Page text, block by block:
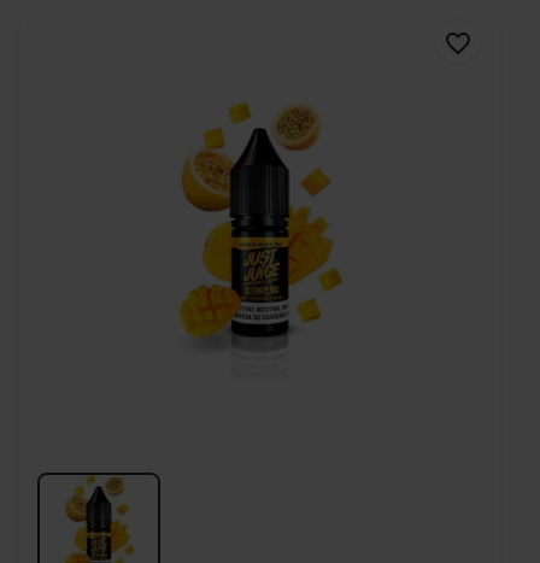
favorite_border